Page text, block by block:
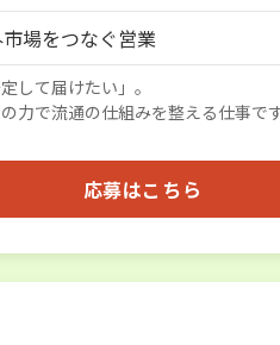
場をつなぐ営業
して届けたい」。
力で流通の仕組みを整える仕事です
応募はこちら